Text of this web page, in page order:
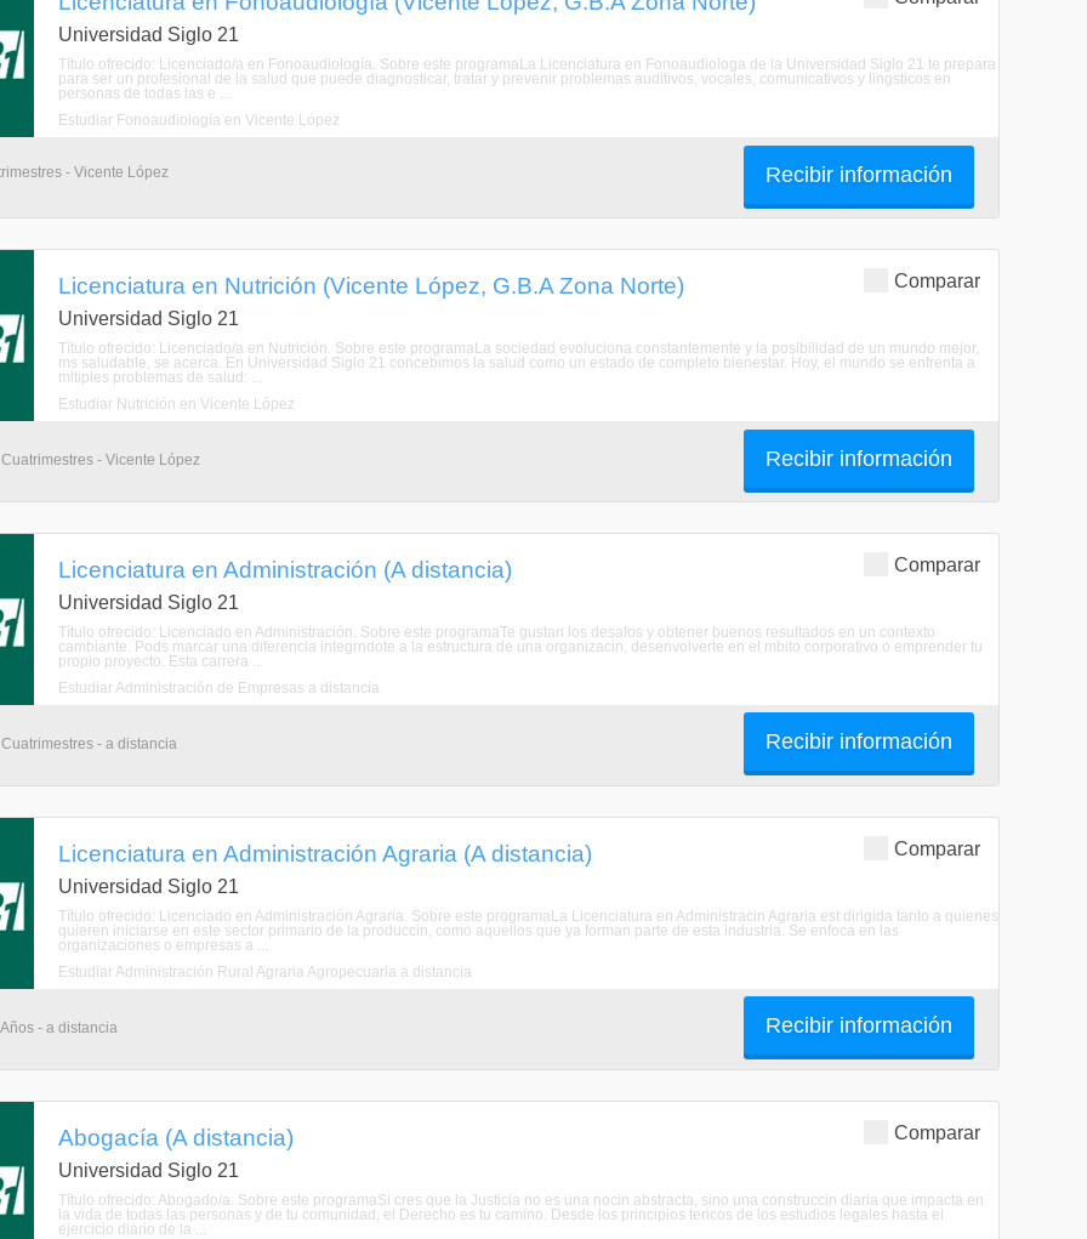
Universidad Siglo 21
Título ofrecido: Licenciado/a en Fonoaudiología. Sobre este programaLa Licenciatura en Fonoaudiologa de la Universidad Siglo 21 te prepara
para ser un profesional de la salud que puede diagnosticar, tratar y prevenir problemas auditivos, vocales, comunicativos y lingsticos en
personas de todas las e ...
Estudiar Fonoaudiología en Vicente López
- Vicente López Recibir información
Comparar
Licenciatura en Nutrición (Vicente López, G.B.A Zona Norte)
Universidad Siglo 21
Título ofrecido: Licenciado/a en Nutrición. Sobre este programaLa sociedad evoluciona constantemente y la posibilidad de un mundo mejor,
ms saludable, se acerca. En Universidad Siglo 21 concebimos la salud como un estado de completo bienestar. Hoy, el mundo se enfrenta a
mltiples problemas de salud: ...
Estudiar Nutrición en Vicente López
- Vicente López Recibir información
Comparar
Licenciatura en Administración (A distancia)
Universidad Siglo 21
Título ofrecido: Licenciado en Administración. Sobre este programaTe gustan los desafos y obtener buenos resultados en un contexto
cambiante. Pods marcar una diferencia integrndote a la estructura de una organizacin, desenvolverte en el mbito corporativo o emprender tu
propio proyecto. Esta carrera ...
Estudiar Administración de Empresas a distancia
- a distancia Recibir información
Comparar
Licenciatura en Administración Agraria (A distancia)
Universidad Siglo 21
Título ofrecido: Licenciado en Administración Agraria. Sobre este programaLa Licenciatura en Administracin Agraria est dirigida tanto a quienes
quieren iniciarse en este sector primario de la produccin, como aquellos que ya forman parte de esta industria. Se enfoca en las
organizaciones o empresas a ...
Estudiar Administración Rural Agraria Agropecuaria a distancia
- a distancia Recibir información
Comparar
Abogacía (A distancia)
Universidad Siglo 21
Título ofrecido: Abogado/a. Sobre este programaSi cres que la Justicia no es una nocin abstracta, sino una construccin diaria que impacta en
la vida de todas las personas y de tu comunidad, el Derecho es tu camino. Desde los principios tericos de los estudios legales hasta el
ejercicio diario de la ...